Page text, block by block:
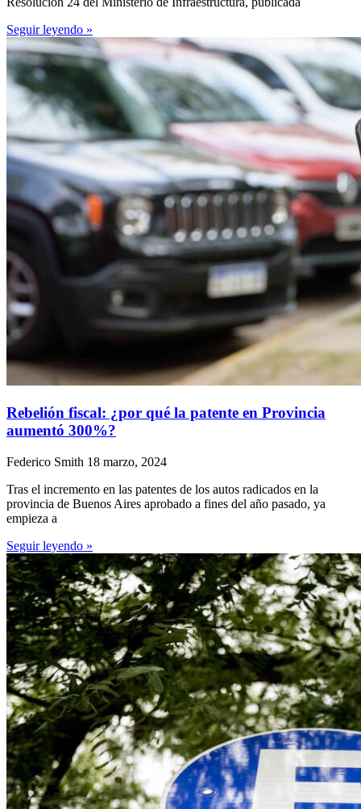
Seguir leyendo »
Rebelión fiscal: ¿por qué la patente en Provincia
aumentó 300%?
Federico Smith 18 marzo, 2024
Tras el incremento en las patentes de los autos radicados en la
provincia de Buenos Aires aprobado a fines del año pasado, ya
empieza a
Seguir leyendo »